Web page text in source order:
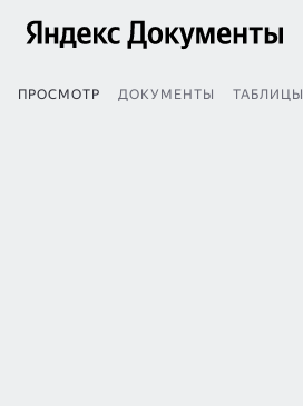
ПРОСМОТР ДОКУМЕНТЫ ТАБЛИЦЫ